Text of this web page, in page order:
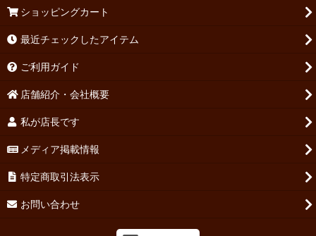
ショッピングカート
最近チェックしたアイテム
ご利用ガイド
店舗紹介・会社概要
私が店長です
メディア掲載情報
特定商取引法表示
お問い合わせ